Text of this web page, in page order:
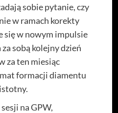
sobie pytanie, czy
w ramach korekty
się w nowym impulsie
sobą kolejny dzień
za ten miesiąc
formacji diamentu
na GPW,